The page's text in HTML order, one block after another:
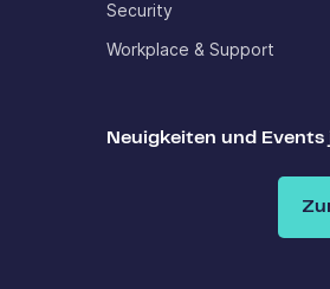
Security
Workplace & Support
Neuigkeiten und